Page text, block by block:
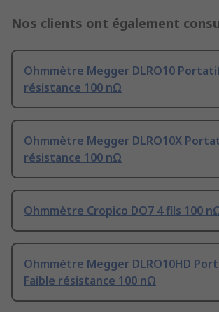
Nos clients ont également
Ohmmètre Megger DLRO10
résistance 100 nΩ
Ohmmètre Megger DLRO10X
résistance 100 nΩ
Ohmmètre Cropico DO7 4 fils 100
Ohmmètre Megger DLRO10HD
Faible résistance 100 nΩ